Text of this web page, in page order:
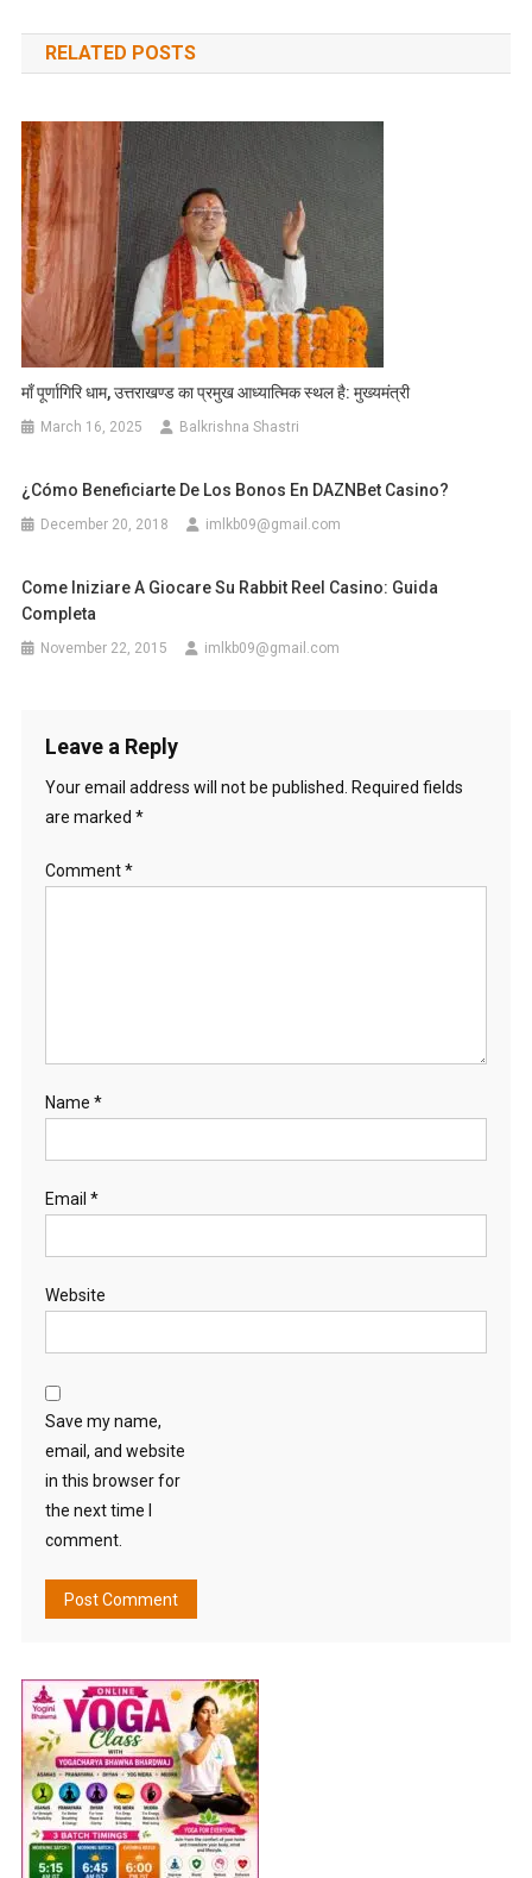
navigation
RELATED POSTS
माँ पूर्णागिरि धाम, उत्तराखण्ड का प्रमुख आध्यात्मिक स्थल है: मुख्यमंत्री
March 16, 2025 Balkrishna Shastri
¿Cómo Beneficiarte De Los Bonos En DAZNBet Casino?
December 20, 2018 imlkb09@gmail.com
Come Iniziare A Giocare Su Rabbit Reel Casino: Guida
Completa
November 22, 2015 imlkb09@gmail.com
Leave a Reply
Your email address will not be published.
Required fields
are marked *
Comment*
Name *
Email *
Website
Save my name,
email, and website
in this browser for
the next time I
comment.